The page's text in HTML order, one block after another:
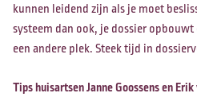
kunnen leidend zijn als je moet
systeem dan ook, je dossier
een andere plek. Steek tijd in
Tips huisartsen Janne Goossens en